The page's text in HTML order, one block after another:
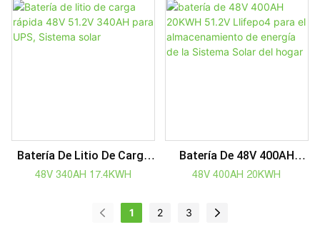
Energía Todo En Uno,
Inversor De CA 2KW,
Batería De 2,56KWH, ​​25,6V,
De Almacenamiento De
Energía Solar Fuera De La
Red
Batería De Litio De Carga
Rápida 48V 51.2V 340AH
48V 340AH 17.4KWH
Batería De 48V 400AH
20KWH 51.2V Llifepo4 Para
Energía De La Sistema
48V 400AH 20KWH
1 2 3